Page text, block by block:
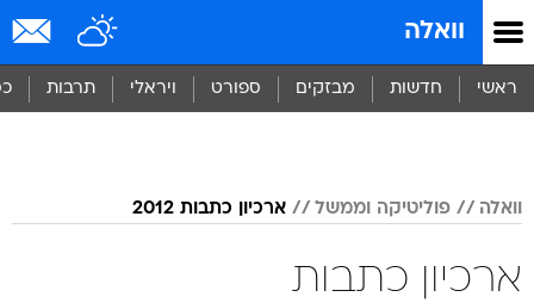
וואלה
ראשי חדשות מבזקים ספורט ויראלי תרבות
וואלה פוליטיקה וממשל ארכיון כתבות 2012
ארכיון כתבות